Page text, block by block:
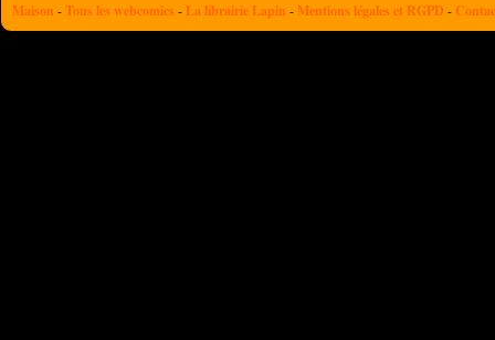
Maison -Tous les webcomics - La librairie Lapin - Mentions légales et RGPD -